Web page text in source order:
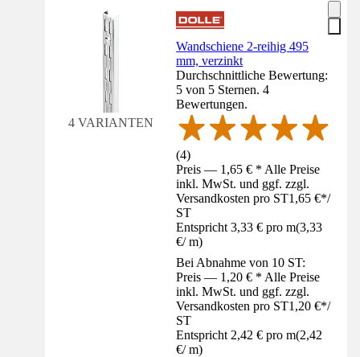
4 VARIANTEN
Wandschiene 2-reihig 495
mm, verzinkt
Durchschnittliche Bewertung:
5 von 5 Sternen. 4
Bewertungen.
(4)
Preis — 1,65 € * Alle Preise
inkl. MwSt. und ggf. zzgl.
Versandkosten pro ST1,65 €*/
ST
Entspricht 3,33 € pro m(3,33
€/ m)
Bei Abnahme von 10 ST:
Preis — 1,20 € * Alle Preise
inkl. MwSt. und ggf. zzgl.
Versandkosten pro ST1,20 €*/
ST
Entspricht 2,42 € pro m(2,42
€/ m)